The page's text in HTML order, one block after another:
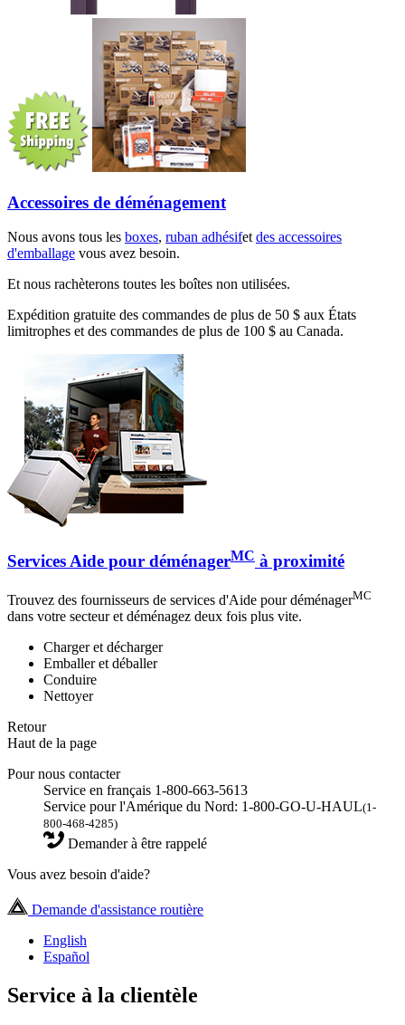
Accessoires de déménagement
Nous avons tous les boxes, ruban adhésifetdes accessoires
d'emballage vous avez besoin.
Et nous rachèterons toutes les boîtes non utilisées.
Expédition gratuite des commandes de plus de 50 $ aux États
limitrophes et des commandes de plus de 100 $ au Canada.
Services Aide pour déménagerMC à proximité
Trouvez des fournisseurs de services d'Aide pour déménagerMC
dans votre secteur et déménagez deux fois plus vite.
Charger et décharger
Emballer et déballer
Conduire
Nettoyer
Retour
Haut de la page
Pour nous contacter
Service en français 1-800-663-5613
Service pour l'Amérique du Nord: 1-800-GO-U-HAUL(1-
800-468-4285)
Demander à être rappelé
Vous avez besoin d'aide?
Demande d'assistance routière
English
Español
Service à la clientèle